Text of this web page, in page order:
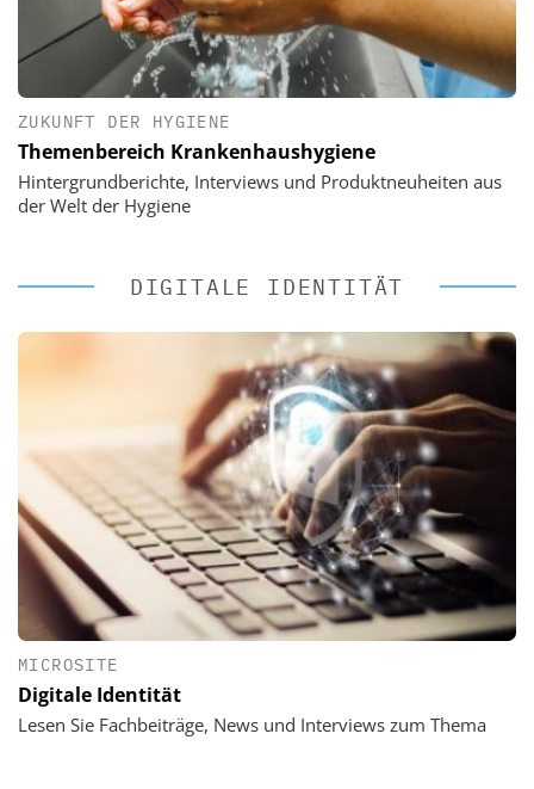
ZUKUNFT DER HYGIENE
Themenbereich Krankenhaushygiene
Hintergrundberichte, Interviews und Produktneuheiten aus
der Welt der Hygiene
DIGITALE IDENTITÄT
MICROSITE
Digitale Identität
Lesen Sie Fachbeiträge, News und Interviews zum Thema